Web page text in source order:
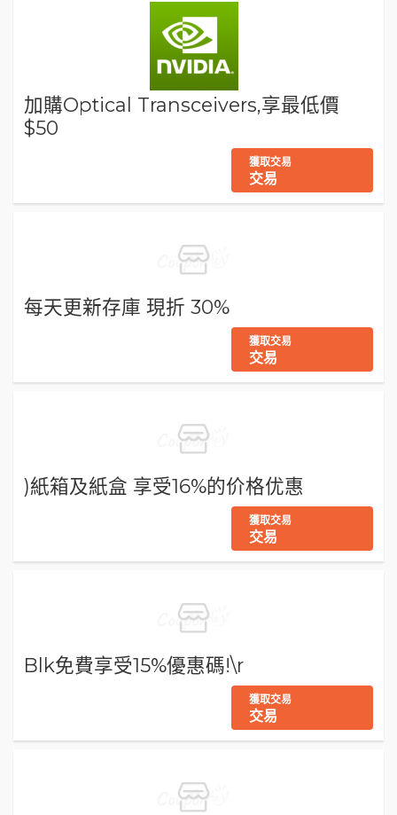
加購Optical Transceivers,享最低價
$50
獲取交易
交易
每天更新存庫 現折 30%
獲取交易
交易
)紙箱及紙盒 享受16%的价格优惠
獲取交易
交易
Blk免費享受15%優惠碼!\r
獲取交易
交易